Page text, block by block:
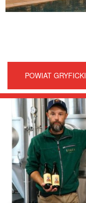
POWIAT GRYFICKI